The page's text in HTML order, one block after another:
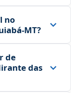
no
de
das